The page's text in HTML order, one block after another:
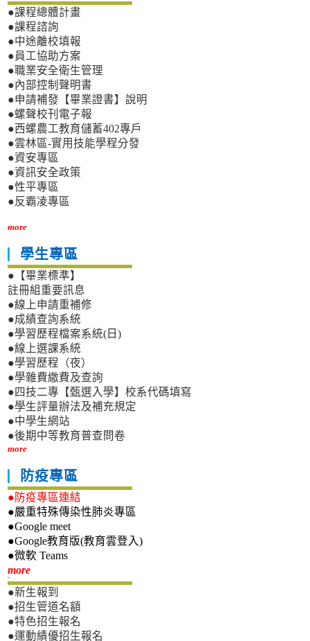
●課程總體計畫
●課程諮詢
●中途離校填報
●員工協助方案
●職業安全衛生管理
●內部控制聲明書
●申請補發【畢業證書】說明
●螺聲校刊電子報
●西螺農工教育儲蓄402專戶
●雲林區-實用技能學程分發
●資安專區
●資訊安全政策
●性平專區
●反霸凌專區
more
學生專區
●【畢業標準】
註冊組重要訊息
●線上申請重補修
●成績查詢系統
●學習歷程檔案系統(日)
●線上選課系統
●學習歷程（夜）
●學雜費繳費及查詢
●四技二專【甄選入學】校系代碼填寫
●學生評量辦法及補充規定
●中學生網站
●後期中等教育普查問卷
more
防疫專區
●防疫專區連結
●嚴重特殊傳染性肺炎專區
●Google meet
●Google教育版(教育雲登入)
●微軟 Teams
more新生專區
●新生報到
●招生管道名額
●特色招生報名
●運動績優招生報名